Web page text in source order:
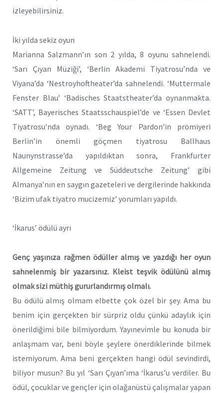
izleyebilirsiniz.
İki yılda sekiz oyun
Marianna Salzmann’ın son 2 yılda, 8 oyunu sahnelendi.
‘Sarı Çıyan Müziği’, ‘Berlin Akademi Tiyatrosu’nda ve
Viyana’da ‘Nestroyhoftheater’da sahnelendi. ‘Muttermale
Fenster Blau’ ‘Badisches Staatstheater’da oynanmakta.
‘SATT’, Bayerisches Staatsschauspiel’de ve ‘Essen Devlet
Tiyatrosu’nda oynadı. ‘Beg Your Pardon’in prömiyeri
Berlin’in önemli göçmen tiyatrosu Ballhaus
Naunynstrasse’da yapıldıktan sonra, Frankfurter
Allgemeine Zeitung ve Süddeutsche Zeitung’ gibi
Almanya’nın en saygın gazeteleri ve dergilerinde hakkında
‘Bizim ufak tiyatro mucizemiz’ yorumları yapıldı.
‘İkarus’ ödülü ayrı
Genç yaşınıza rağmen ödüller almış ve yazdığı her oyun
sahnelenmiş bir yazarsınız. Kleist teşvik ödülünü almış
olmak sizi müthiş gururlandırmış olmalı.
Bu ödülü almış olmam elbette çok özel bir şey. Ama bu
benim için gerçekten bir sürpriz oldu çünkü adaylık için
önerildiğimi bile bilmiyordum. Yayınevimle bu konuda bir
anlaşmam var, beni böyle şeylere önerdiklerinde bilmek
istemiyorum. Ama beni gerçekten hangi ödül sevindirdi,
biliyor musun? Bu yıl ‘Sarı Çıyan’ıma ‘İkarus’u verdiler. Bu
ödül, çocuklar ve gençler için olağanüstü çalışmalar yapan